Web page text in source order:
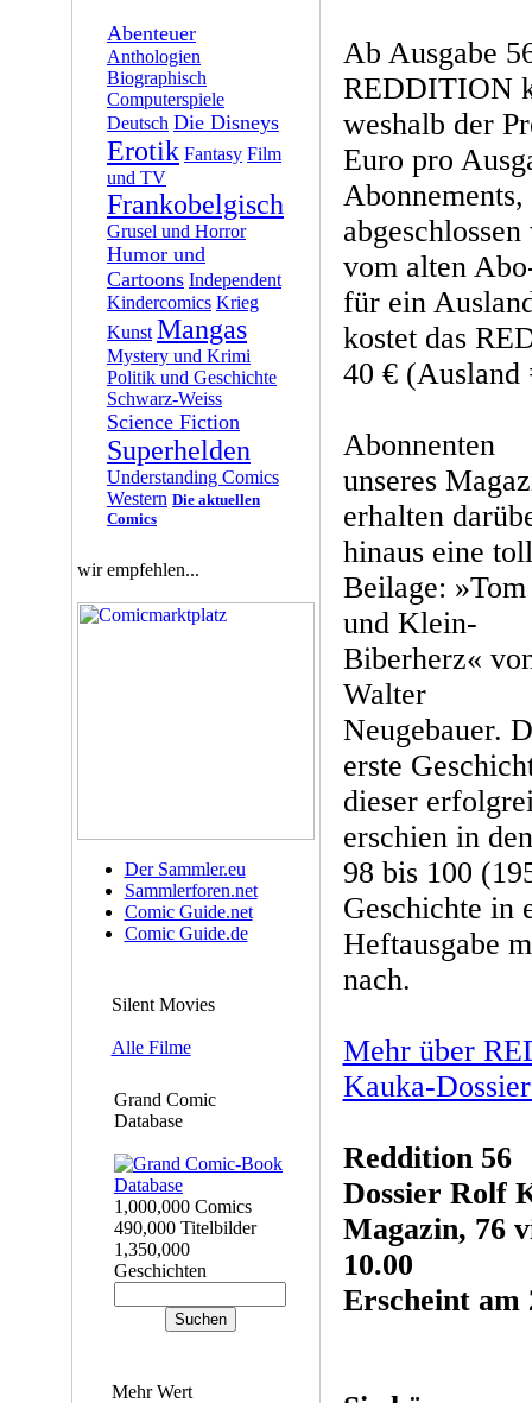
Abenteuer
Anthologien
Biographisch
Computerspiele
Deutsch Die Disneys
Erotik Fantasy Film
und TV
Frankobelgisch
Grusel und Horror
Humor und
Cartoons Independent
Kindercomics Krieg
Kunst Mangas
Mystery und Krimi
Politik und Geschichte
Schwarz-Weiss
Science Fiction
Superhelden
Understanding Comics
Western Die aktuellen
Comics
wir empfehlen...
Der Sammler.eu
Sammlerforen.net
Comic Guide.net
Comic Guide.de
Silent Movies
Alle Filme
Grand Comic
Database
1,000,000 Comics
490,000 Titelbilder
1,350,000
Geschichten
Mehr Wert
Ab Ausgabe
REDDITION
weshalb der
Euro pro
vom alten
für ein
kostet das
40 € (Ausland
Abonnenten
unseres
erhalten
hinaus eine
Beilage: »Tom
und Klein-
Biberherz«
Walter
Neugebauer.
erste
dieser
erschien in
98 bis 100
Geschichte in
Heftausgabe
nach.
Mehr über
Kauka-
Reddition 56
Dossier Rolf
Magazin, 76
10.00
Erscheint am